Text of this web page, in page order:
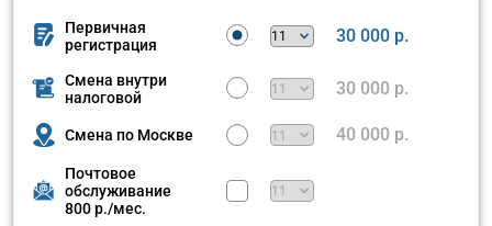
Первичная
регистрация
30 000 р.
Смена внутри
налоговой
30 000 р.
Смена по Москве 40 000 р.
Почтовое
обслуживание
800 р./мес.